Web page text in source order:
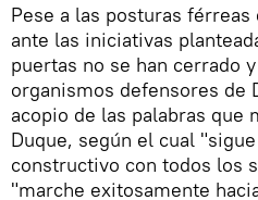
Pese a las posturas
ante las iniciativas
puertas no se han cerrado
organismos defensores de
acopio de las palabras que
Duque, según el cual
constructivo con todos los
"marche exitosamente